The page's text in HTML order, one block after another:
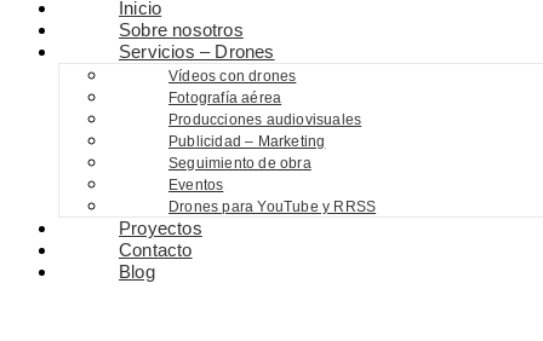
Inicio
Sobre nosotros
Servicios – Drones
Vídeos con drones
Fotografía aérea
Producciones audiovisuales
Publicidad – Marketing
Seguimiento de obra
Eventos
Drones para YouTube y RRSS
Proyectos
Contacto
Blog